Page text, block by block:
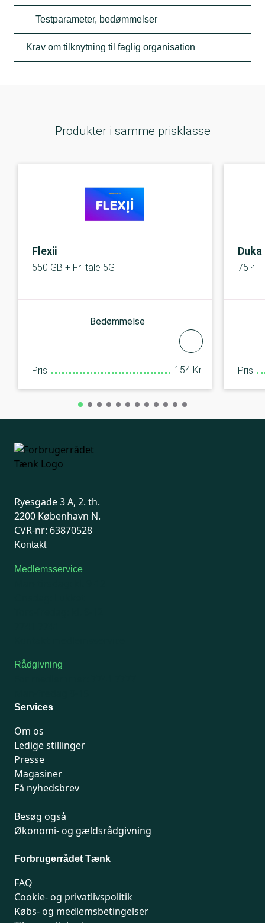
Testparameter, bedømmelser
Krav om tilknytning til faglig organisation
Produkter i samme prisklasse
Flexii
550 GB + Fri tale 5G
Bedømmelse
Pris 154 Kr.
Duka
75 +
Pris
Ryesgade 3 A, 2. th.
2200 København N.
CVR-nr: 63870528
Kontakt
Medlemsservice
Rådgivning
Services
Om os
Ledige stillinger
Presse
Magasiner
Få nyhedsbrev
Besøg også
Økonomi- og gældsrådgivning
Forbrugerrådet Tænk
FAQ
Cookie- og privatlivspolitik
Købs- og medlemsbetingelser